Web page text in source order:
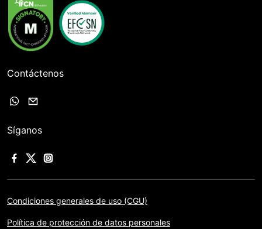
Contáctenos
Síganos
Condiciones generales de uso (CGU)
Política de protección de datos personales